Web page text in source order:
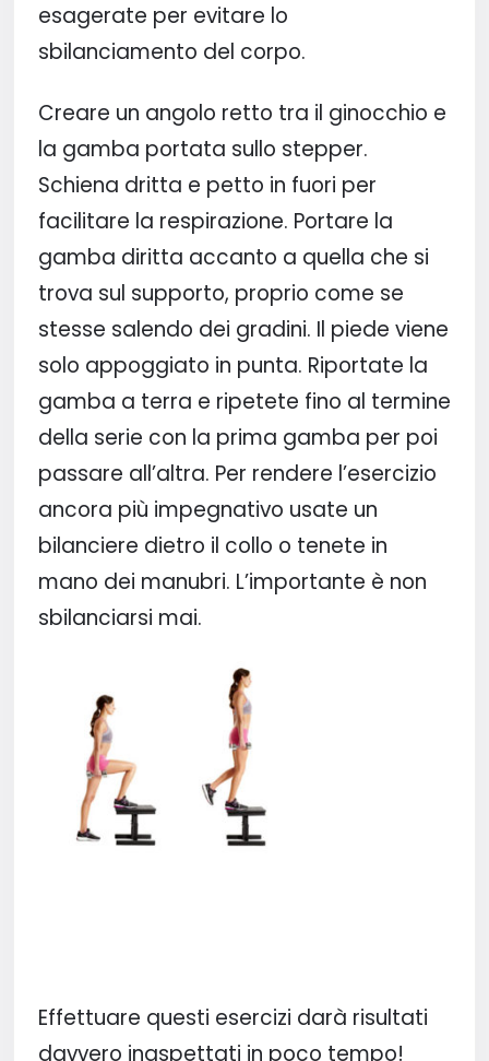
esagerate per evitare lo
sbilanciamento del corpo.
Creare un angolo retto tra il ginocchio e
la gamba portata sullo stepper.
Schiena dritta e petto in fuori per
facilitare la respirazione. Portare la
gamba diritta accanto a quella che si
trova sul supporto, proprio come se
stesse salendo dei gradini. Il piede viene
solo appoggiato in punta. Riportate la
gamba a terra e ripetete fino al termine
della serie con la prima gamba per poi
passare all’altra. Per rendere l’esercizio
ancora più impegnativo usate un
bilanciere dietro il collo o tenete in
mano dei manubri. L’importante è non
sbilanciarsi mai.
Effettuare questi esercizi darà risultati
davvero inaspettati in poco tempo!